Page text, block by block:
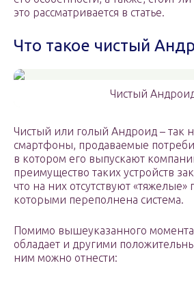
это рассматривается в статье.
Что такое чистый
Чистый
Чистый или голый Андроид – так
смартфоны, продаваемые
в котором его выпускают
преимущество таких устройств
что на них отсутствуют
которыми переполнена система.
Помимо вышеуказанного
обладает и другими
ним можно отнести: